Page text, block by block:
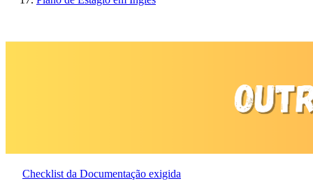
Checklist da Documentação exigida